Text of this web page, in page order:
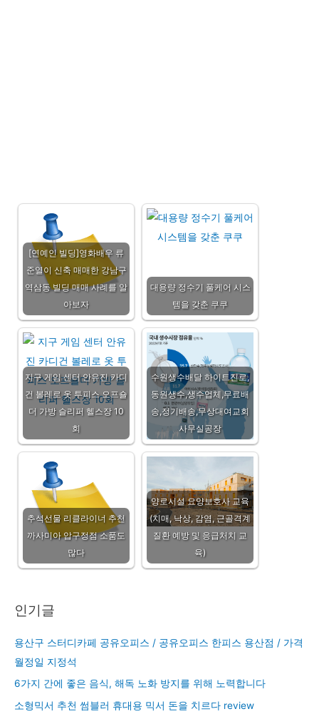
[연예인 빌딩]영화배우 류
준열이 신축 매매한 강남구
역삼동 빌딩 매매 사례를 알
아보자
대용량 정수기 풀케어 시스
템을 갖춘 쿠쿠
지구 게임 센터 안유진 카디
건 볼레로 옷 투피스 오프숄
더 가방 슬리퍼 헬스장 10
회
수원생수배달 하이트진로,
동원생수,생수업체,무료배
송,정기배송,무상대여교회
사무실공장
추석선물 리클라이너 추천
까사미아 압구정점 소품도
많다
양로시설 요양보호사 교육
(치매, 낙상, 감염, 근골격계
질환 예방 및 응급처치 교
육)
인기글
용산구 스터디카페 공유오피스 / 공유오피스 한피스 용산점 / 가격
월정일 지정석
6가지 간에 좋은 음식, 해독 노화 방지를 위해 노력합니다
소형믹서 추천 썸블러 휴대용 믹서 돈을 치르다 review